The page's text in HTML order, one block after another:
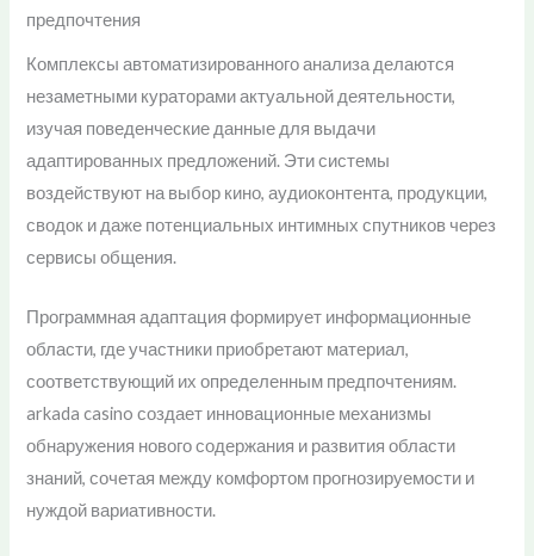
предпочтения
Комплексы автоматизированного анализа делаются
незаметными кураторами актуальной деятельности,
изучая поведенческие данные для выдачи
адаптированных предложений. Эти системы
воздействуют на выбор кино, аудиоконтента, продукции,
сводок и даже потенциальных интимных спутников через
сервисы общения.
Программная адаптация формирует информационные
области, где участники приобретают материал,
соответствующий их определенным предпочтениям.
arkada casino создает инновационные механизмы
обнаружения нового содержания и развития области
знаний, сочетая между комфортом прогнозируемости и
нуждой вариативности.